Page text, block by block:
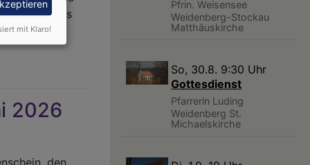
2026
Pfrin. Weisensee
Weidenberg-Stockau
Matthäuskirche
So, 30.8. 9:30 Uhr
Gottesdienst
Pfarrerin Luding
Weidenberg St.
Michaelskirche
mit Klaro!